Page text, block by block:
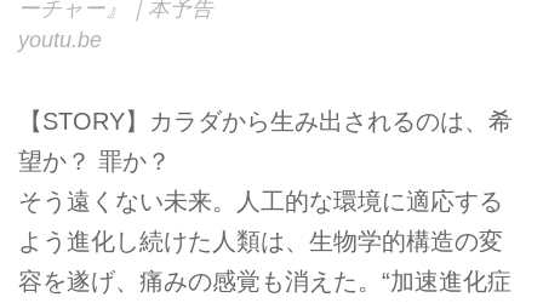
ーチャー』｜本予告
youtu.be
【STORY】カラダから生み出されるのは、希
望か？ 罪か？
そう遠くない未来。人工的な環境に適応する
よう進化し続けた人類は、生物学的構造の変
容を遂げ、痛みの感覚も消えた。“加速進化症